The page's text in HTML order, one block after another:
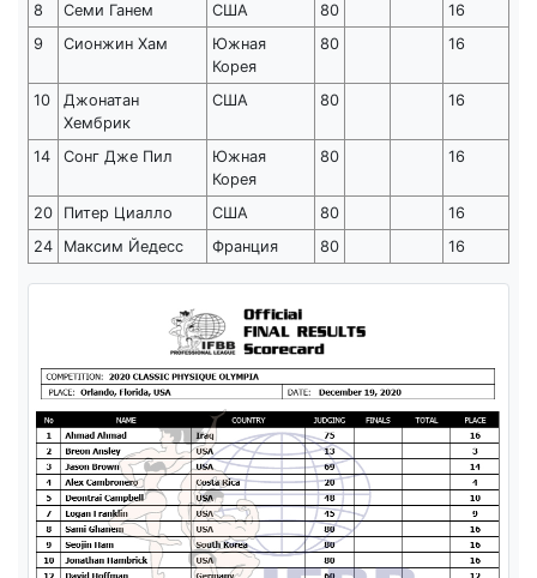
8
Семи Ганем США 80
16
9
Сионжин Хам
Южная
Корея
80 16
10
Джонатан
Хембрик
США 80 16
14 Сонг Дже Пил
Южная
Корея
80 16
20 Питер Циалло США 80
16
24
Максим Йедесс Франция 80 16